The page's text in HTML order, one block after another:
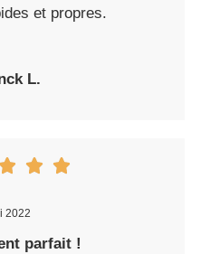
et propres.
L.
2022
parfait !